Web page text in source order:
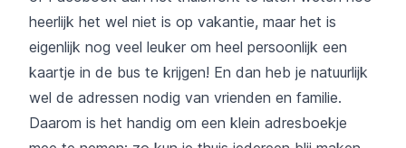
heerlijk het wel niet is op vakantie, maar het is
eigenlijk nog veel leuker om heel persoonlijk een
kaartje in de bus te krijgen! En dan heb je natuurlijk
wel de adressen nodig van vrienden en familie.
Daarom is het handig om een klein adresboekje